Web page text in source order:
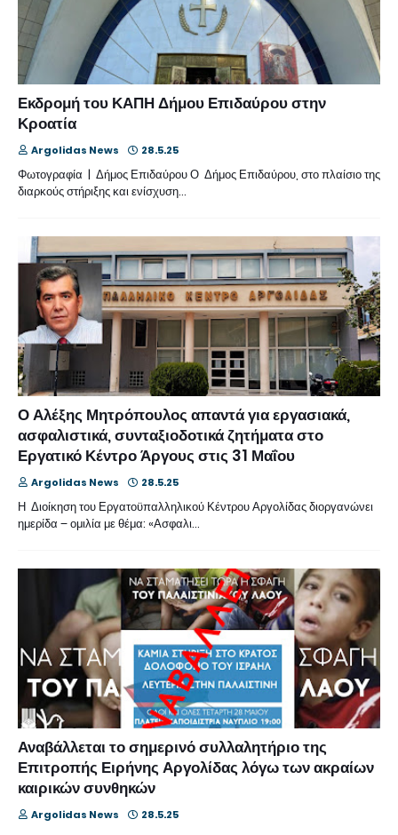
Εκδρομή του ΚΑΠΗ Δήμου Επιδαύρου στην
Κροατία
Argolidas News 28.5.25
Φωτογραφία | Δήμος Επιδαύρου Ο Δήμος Επιδαύρου, στο πλαίσιο της
διαρκούς στήριξης και ενίσχυση…
Ο Αλέξης Μητρόπουλος απαντά για εργασιακά,
ασφαλιστικά, συνταξιοδοτικά ζητήματα στο
Εργατικό Κέντρο Άργους στις 31 Μαΐου
Argolidas News 28.5.25
Η Διοίκηση του Εργατοϋπαλληλικού Κέντρου Αργολίδας διοργανώνει
ημερίδα – ομιλία με θέμα: «Ασφαλι…
Αναβάλλεται το σημερινό συλλαλητήριο της
Επιτροπής Ειρήνης Αργολίδας λόγω των ακραίων
καιρικών συνθηκών
Argolidas News 28.5.25